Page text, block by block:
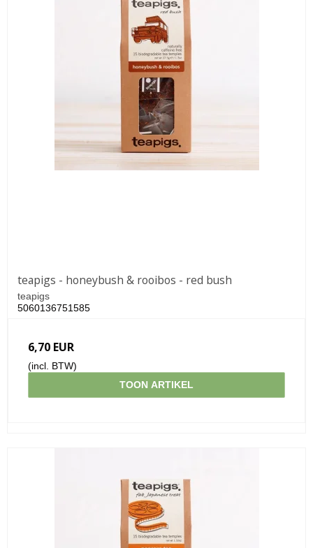
teapigs - honeybush & rooibos - red bush
teapigs
5060136751585
6,70 EUR
(incl. BTW)
TOON ARTIKEL